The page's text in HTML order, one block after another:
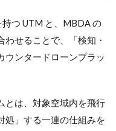
つ UTM と、MBDA の
せることで、「検知・
ウンタードローンプラッ
とは、対象空域内を飛行
処」する一連の仕組みを